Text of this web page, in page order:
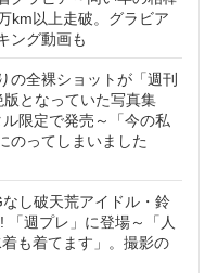
km以上走破。グラビア
ング動画も
の全裸ショットが「週刊
となっていた写真集
ル限定で発売～「今の私
のってしまいました
し破天荒アイドル・鈴
「週プレ」に登場～「人
も着てます」。撮影の